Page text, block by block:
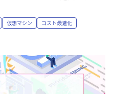
仮想マシン
コスト最適化